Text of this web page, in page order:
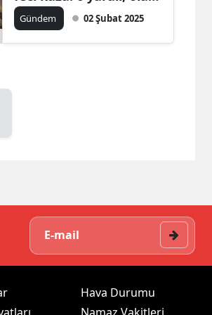
yerinde tansiyon
yükseldi
Gündem 02 Şubat 2025
Hava Durumu